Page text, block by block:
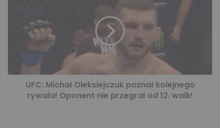
UFC: Michał Oleksiejczuk poznał kolejnego
rywala! Oponent nie przegrał od 12. walk!